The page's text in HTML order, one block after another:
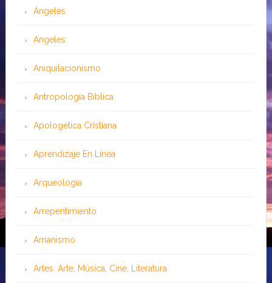
Ángeles
Angeles
Aniquilacionismo
Antropología Bíblica
Apologética Cristiana
Aprendizaje En Línea
Arqueología
Arrepentimiento
Arrianismo
Artes: Arte, Música, Cine, Literatura